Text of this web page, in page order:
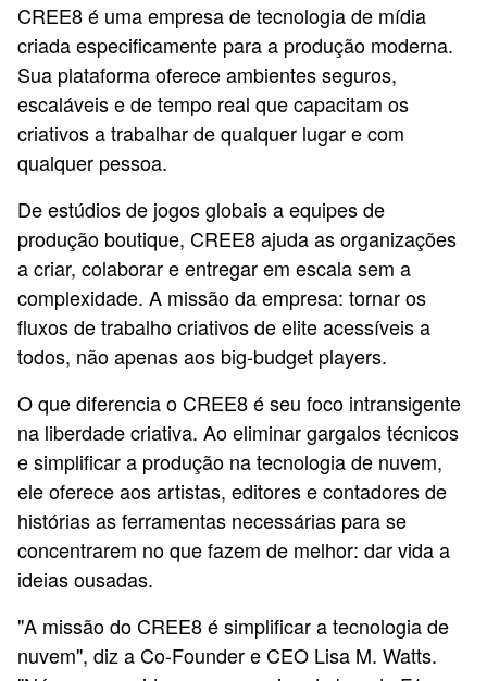
CREE8 é uma empresa de tecnologia de mídia
criada especificamente para a produção moderna.
Sua plataforma oferece ambientes seguros,
escaláveis e de tempo real que capacitam os
criativos a trabalhar de qualquer lugar e com
qualquer pessoa.
De estúdios de jogos globais a equipes de
produção boutique, CREE8 ajuda as organizações
a criar, colaborar e entregar em escala sem a
complexidade. A missão da empresa: tornar os
fluxos de trabalho criativos de elite acessíveis a
todos, não apenas aos big-budget players.
O que diferencia o CREE8 é seu foco intransigente
na liberdade criativa. Ao eliminar gargalos técnicos
e simplificar a produção na tecnologia de nuvem,
ele oferece aos artistas, editores e contadores de
histórias as ferramentas necessárias para se
concentrarem no que fazem de melhor: dar vida a
ideias ousadas.
"A missão do CREE8 é simplificar a tecnologia de
nuvem", diz a Co-Founder e CEO Lisa M. Watts.